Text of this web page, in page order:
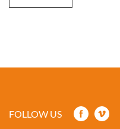
FOLLOW US